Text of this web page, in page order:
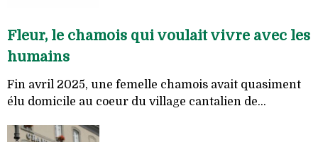
Fleur, le chamois qui voulait vivre avec les
humains
Fin avril 2025, une femelle chamois avait quasiment
élu domicile au coeur du village cantalien de...